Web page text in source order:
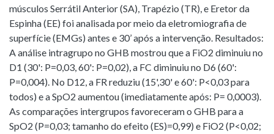
músculos Serrátil Anterior (SA), Trapézio (TR), e Eretor da
Espinha (EE) foi analisada por meio da eletromiografia de
superfície (EMGs) antes e 30’ após a intervenção. Resultados:
A análise intragrupo no GHB mostrou que a FiO2 diminuiu no
D1 (30': P=0,03, 60': P=0,02), a FC diminuiu no D6 (60':
P=0,004). No D12, a FR reduziu (15',30' e 60': P<0,03 para
todos) e a SpO2 aumentou (imediatamente após: P= 0,0003).
As comparações intergrupos favoreceram o GHB para a
SpO2 (P=0,03; tamanho do efeito (ES)=0,99) e FiO2 (P<0,02;